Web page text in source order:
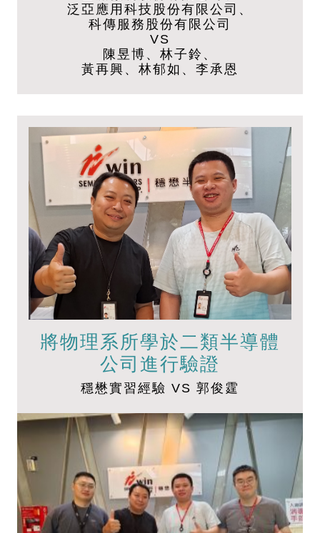
泛亞應用科技股份有限公司、
科傳服務股份有限公司
VS
陳昱博、林子鈴、
黃再興、林郁如、李承恩
將物理系所學於二類半導體
公司進行驗證
穩懋實習經驗 VS 郭俊霆